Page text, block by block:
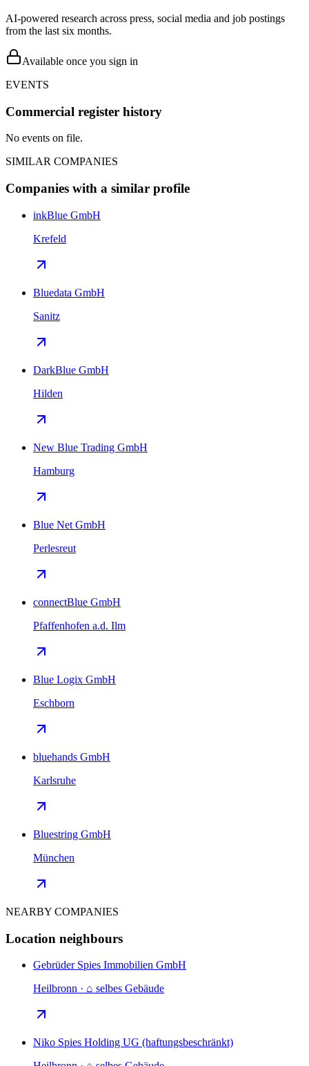
AI-powered research across press, social media and job postings
from the last six months.
Available once you sign in
EVENTS
Commercial register history
No events on file.
SIMILAR COMPANIES
Companies with a similar profile
inkBlue GmbH
Krefeld
Bluedata GmbH
Sanitz
DarkBlue GmbH
Hilden
New Blue Trading GmbH
Hamburg
Blue Net GmbH
Perlesreut
connectBlue GmbH
Pfaffenhofen a.d. Ilm
Blue Logix GmbH
Eschborn
bluehands GmbH
Karlsruhe
Bluestring GmbH
München
NEARBY COMPANIES
Location neighbours
Gebrüder Spies Immobilien GmbH
Heilbronn · ⌂ selbes Gebäude
Niko Spies Holding UG (haftungsbeschränkt)